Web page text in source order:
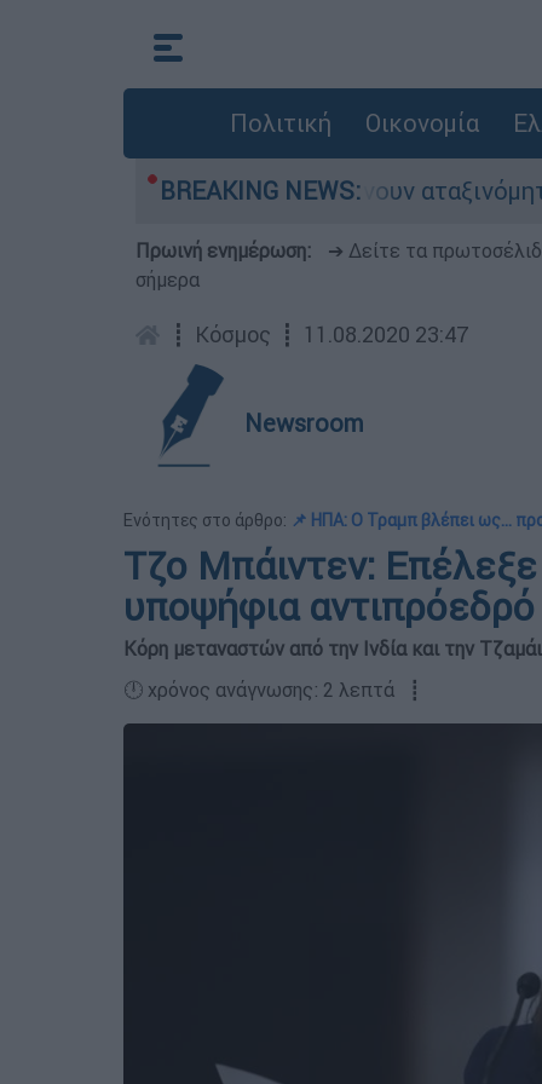
Πολιτική Οικονομία
BREAKING NEWS:
αυτοκίνητα παραμένουν αταξινόμητα -
Πρωινή ενημέρωση: ➔ Δείτε τα
σήμερα
┋ Κόσμος ┋ 11.08.2020 23:47
Newsroom
Ενότητες στο άρθρο: 📌 ΗΠΑ: Ο Τραμπ βλέπει ως…
Τζο Μπάιντεν:
υποψήφια
Κόρη μεταναστών από την Ινδία και την
🕛 χρόνος ανάγνωσης: 2 λεπτά ┋